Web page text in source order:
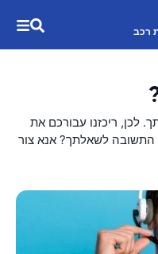
רכב
לכן, ריכזנו עבורכם את
התשובה לשאלתך? אנא צור